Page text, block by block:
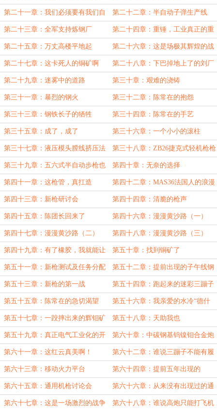
第二十一章：我们必须要有我们自
己的轴承钢
第二十二章：半自动子弹生产线
第二十三章：全军支持炼钢厂 第二十四章：重锤，工业真正的重
锤
第二十五章：万丈高楼平地起 第二十六章：这是场极其辉煌的战
斗
第二十七章：这卡死人的铜矿啊 第二十八章：下巴掉地上了的刘厂
长
第二十九章：迷雾中的道路 第三十章：艰难的浇铸
第三十一章：暴烈的钢火 第三十二章：陈常在的抱怨
第三十三章：钢铁长子的牺牲 第三十四章：陈常在的手艺
第三十五章：成了，成了 第三十六章：一个小小的滚柱
第三十七章：液压模头膛线挤压法 第三十八章：ZB26捷克式轻机枪枪
管
第三十九章：五六式半自动步枪也
该出来了
第四十章：无奈的选择
第四十一章：这枪管，真扛造 第四十二章：MAS36法国人的浪漫
第四十三章：新枪研讨会 第四十四章：清脆的枪声
第四十五章：陈团长回来了 第四十六章：漫漫黄沙路（一）
第四十七章：漫漫黄沙路（二） 第四十八章：漫漫黄沙路（三）
第四十九章：有了橡胶，我就能让
三轮蹦子跑起来
第五十章：找到铜矿了
第五十一章：新枪测试及任务分配 第五十二章：提前出现的子午线钢
丝轮胎
第五十三章：新枪的第一战 第五十四章：跑起来的迷彩三蹦子
第五十五章：陈常在的急切渴望 第五十六章：我亲爱的水冷“德什
卡”
第五十七章：一跤摔出来的辉钼矿 第五十八章：天助我也
第五十九章：真正电气工业化的开
端
第六十章：中碳钢基钨镍钼合金炮
钢
第六十一章：这红云真美啊！ 第六十二章：谁说三蹦子不能有履
带
第六十三章：移动火力平台 第六十四章：提前五年出现的
MG42
第六十五章：通用机枪讨论会 第六十六章：从来没有出现过的通
用机枪
第六十七章：这是一场激烈的战争 第六十八章：谁说高炮只能打飞机